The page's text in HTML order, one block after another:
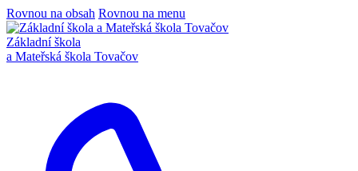
Rovnou na obsah Rovnou na menu
Základní škola
a Mateřská škola Tovačov